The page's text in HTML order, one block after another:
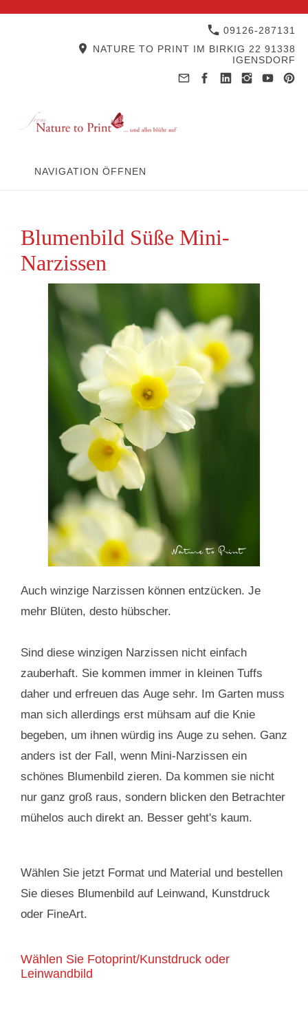
09126-287131
NATURE TO PRINT IM BIRKIG 22 91338
IGENSDORF
NAVIGATION ÖFFNEN
Blumenbild Süße Mini-
Narzissen
Auch winzige Narzissen können entzücken. Je
mehr Blüten, desto hübscher.
Sind diese winzigen Narzissen nicht einfach
zauberhaft. Sie kommen immer in kleinen Tuffs
daher und erfreuen das Auge sehr. Im Garten muss
man sich allerdings erst mühsam auf die Knie
begeben, um ihnen würdig ins Auge zu sehen. Ganz
anders ist der Fall, wenn Mini-Narzissen ein
schönes Blumenbild zieren. Da kommen sie nicht
nur ganz groß raus, sondern blicken den Betrachter
mühelos auch direkt an. Besser geht's kaum.
Wählen Sie jetzt Format und Material und bestellen
Sie dieses Blumenbild auf Leinwand, Kunstdruck
oder FineArt.
Wählen Sie Fotoprint/Kunstdruck oder
Leinwandbild